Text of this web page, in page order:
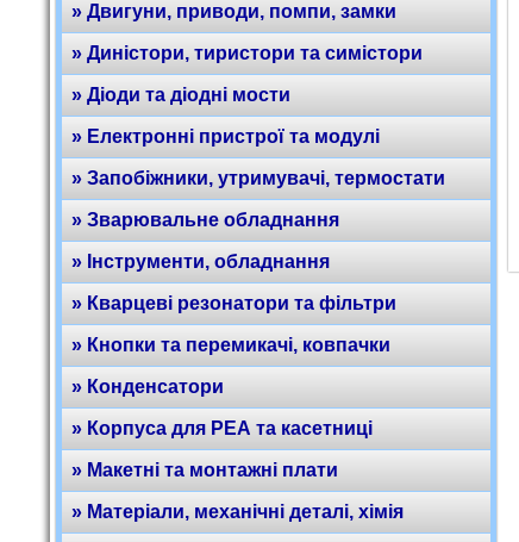
» Двигуни, приводи, помпи, замки
» Диністори, тиристори та симістори
» Діоди та діодні мости
» Електронні пристрої та модулі
» Запобіжники, утримувачі, термостати
» Зварювальне обладнання
» Інструменти, обладнання
» Кварцеві резонатори та фільтри
» Кнопки та перемикачі, ковпачки
» Конденсатори
» Корпуса для РЕА та касетниці
» Макетні та монтажні плати
» Матеріали, механічні деталі, хімія